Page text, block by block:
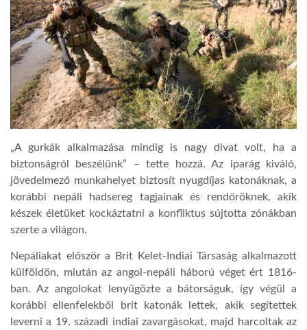
„A gurkák alkalmazása mindig is nagy divat volt, ha a
biztonságról beszélünk” – tette hozzá. Az iparág kiváló,
jövedelmező munkahelyet biztosít nyugdíjas katonáknak, a
korábbi nepáli hadsereg tagjainak és rendőröknek, akik
készek életüket kockáztatni a konfliktus sújtotta zónákban
szerte a világon.
Nepáliakat először a Brit Kelet-Indiai Társaság alkalmazott
külföldön, miután az angol-nepáli háború véget ért 1816-
ban. Az angolokat lenyűgözte a bátorságuk, így végül a
korábbi ellenfelekből brit katonák lettek, akik segítettek
leverni a 19. századi indiai zavargásokat, majd harcoltak az